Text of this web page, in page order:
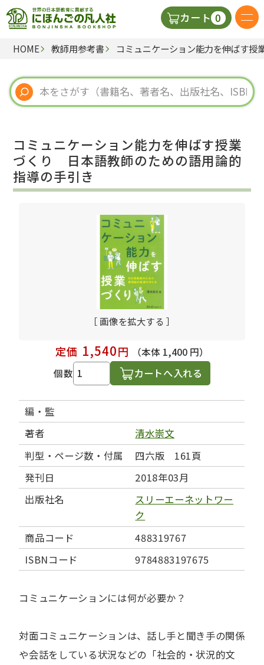
カート 0
日本語の教科書
視聴覚・補助教材
教師用参考書
HOME 教師用参考書 コミュニケーション能力を伸ばす
コミュニケーション能力を伸ばす授業
づくり 日本語教師のための語用論的
指導の手引き
［ 画像を拡大する ］
定価 1,540円
（本体 1,400 円）
個数
カートへ入れる
編・監
著者
清水崇文
判型・ページ数・付属
四六版 161頁
発刊日
2018年03月
出版社名
スリーエーネットワー
ク
商品コード
488319767
ISBNコード
9784883197675
コミュニケーションには何が必要か？
対面コミュニケーションは、話し手と聞き手の関係
や会話をしている状況などの「社会的・状況的文